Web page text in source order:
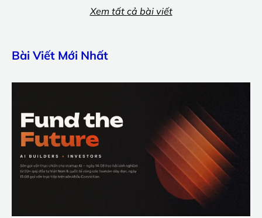
Xem tất cả bài viết
Bài Viết Mới Nhất